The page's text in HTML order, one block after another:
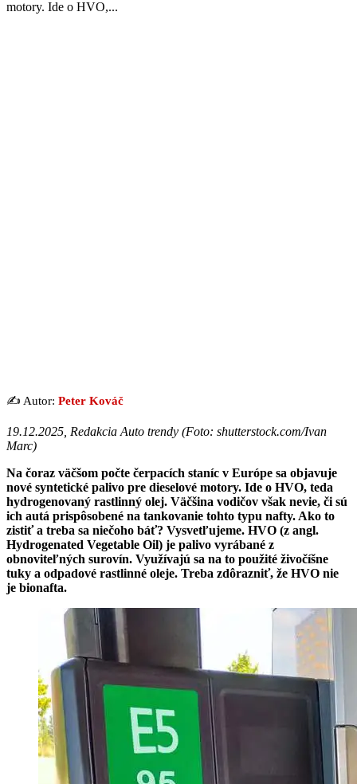
motory. Ide o HVO,...
✍️ Autor: Peter Kováč
19.12.2025, Redakcia Auto trendy (Foto: shutterstock.com/Ivan
Marc)
Na čoraz väčšom počte čerpacích staníc v Európe sa objavuje
nové syntetické palivo pre dieselové motory. Ide o HVO, teda
hydrogenovaný rastlinný olej. Väčšina vodičov však nevie, či sú
ich autá prispôsobené na tankovanie tohto typu nafty. Ako to
zistiť a treba sa niečoho báť? Vysvetľujeme. HVO (z angl.
Hydrogenated Vegetable Oil) je palivo vyrábané z
obnoviteľných surovín. Využívajú sa na to použité živočíšne
tuky a odpadové rastlinné oleje. Treba zdôrazniť, že HVO nie
je bionafta.